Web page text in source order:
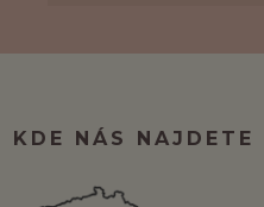
KDE NÁS NAJDETE